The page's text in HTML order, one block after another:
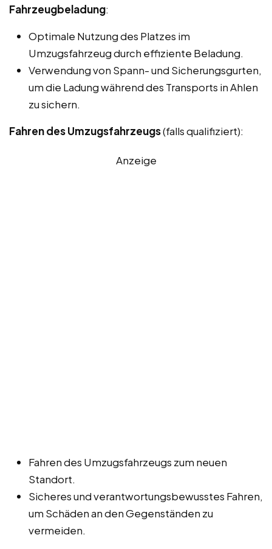
Fahrzeugbeladung:
Optimale Nutzung des Platzes im
Umzugsfahrzeug durch effiziente Beladung.
Verwendung von Spann- und Sicherungsgurten,
um die Ladung während des Transports in Ahlen
zu sichern.
Fahren des Umzugsfahrzeugs(falls qualifiziert):
Anzeige
Fahren des Umzugsfahrzeugs zum neuen
Standort.
Sicheres und verantwortungsbewusstes Fahren,
um Schäden an den Gegenständen zu
vermeiden.